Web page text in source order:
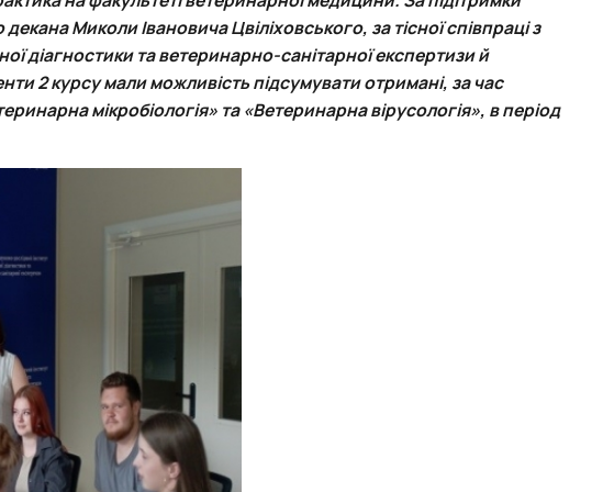
вченою радою факультет…
ветеринарної медицини …
Вступ 2018 рік
деканаМиколи Івановича Цвіліховського, за тісної співпраці з
діагностики та ветеринарно-санітарної експертизи й
2 курсу мали можливість підсумувати отримані, за час
мікробіологія» та «Ветеринарна вірусологія», в період